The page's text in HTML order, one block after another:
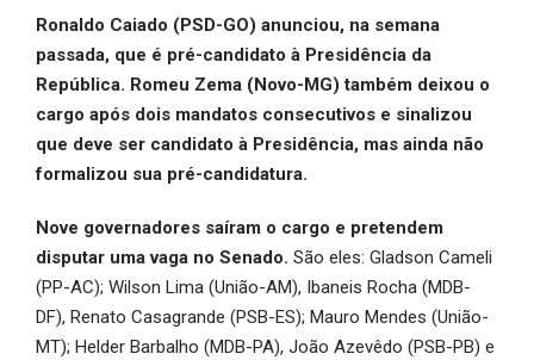
Ronaldo Caiado (PSD-GO) anunciou, na semana
passada, que é pré-candidato à Presidência da
República. Romeu Zema (Novo-MG) também deixou o
cargo após dois mandatos consecutivos e sinalizou
que deve ser candidato à Presidência, mas ainda não
formalizou sua pré-candidatura.
Nove governadores saíram o cargo e pretendem
disputar uma vaga no Senado. São eles: Gladson Cameli
(PP-AC); Wilson Lima (União-AM), Ibaneis Rocha (MDB-
DF), Renato Casagrande (PSB-ES); Mauro Mendes (União-
MT); Helder Barbalho (MDB-PA), João Azevêdo (PSB-PB) e